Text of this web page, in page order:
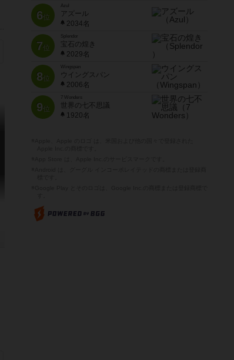
CMONグローバル（CMON Global Limited）
6位
Azul
アズール
2034名
7位
Splendor
宝石の煌き
2029名
8位
Wingspan
ウイングスパン
2006名
9位
7 Wonders
世界の七不思議
1920名